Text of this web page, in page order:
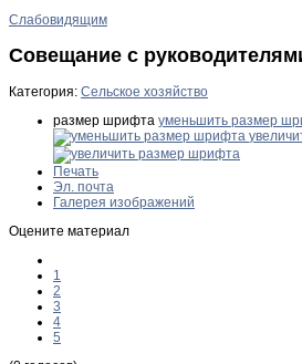
Слабовидящим
Совещание с
Категория: Сельское хозяйство
размер шрифта уменьшить размер
Печать
Эл. почта
Галерея изображений
Оцените материал
1
2
3
4
5